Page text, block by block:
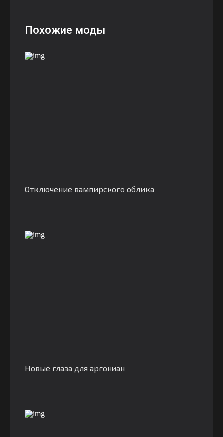
Похожие моды
Отключение вампирского облика
Новые глаза для аргониан